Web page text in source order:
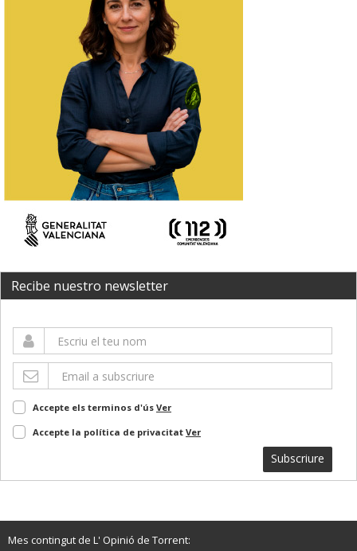
Recibe nuestro newsletter
Accepte els terminos d'ús Ver
Accepte la política de privacitat Ver
Subscriure
Mes contingut de L' Opinió de Torrent: